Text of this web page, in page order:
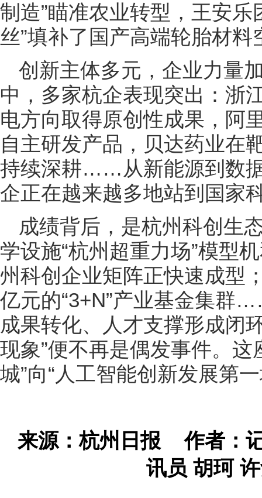
制造”瞄准农业转型，王安
丝”填补了国产高端轮胎材料
创新主体多元，企业力量
中，多家杭企表现突出：浙
电方向取得原创性成果，阿
自主研发产品，贝达药业在
持续深耕……从新能源到数
企正在越来越多地站到国家
成绩背后，是杭州科创生
学设施“杭州超重力场”模型
州科创企业矩阵正快速成型
亿元的“3+N”产业基金集群
成果转化、人才支撑形成闭
现象”便不再是偶发事件。
城”向“人工智能创新发展第
来源：杭州日报作者：
讯员 胡珂